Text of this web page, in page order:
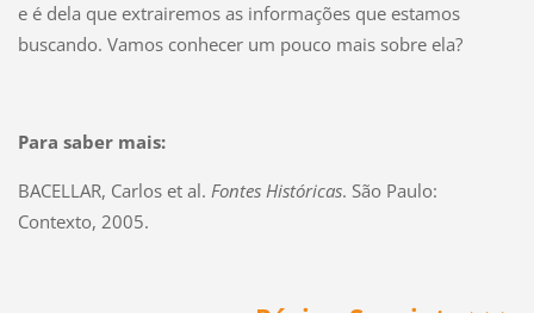
e é dela que extrairemos as informações que estamos
buscando. Vamos conhecer um pouco mais sobre ela?
Para saber mais:
BACELLAR, Carlos et al. Fontes Históricas. São Paulo:
Contexto, 2005.